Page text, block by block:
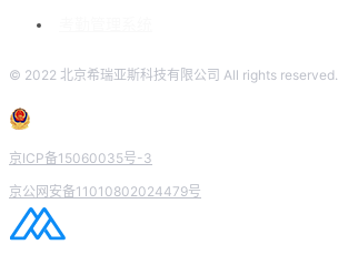
© 2022 北京希瑞亚斯科技有限公司 All rights reserved.
京ICP备15060035号-3
京公网安备11010802024479号